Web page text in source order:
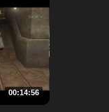
00:14:56